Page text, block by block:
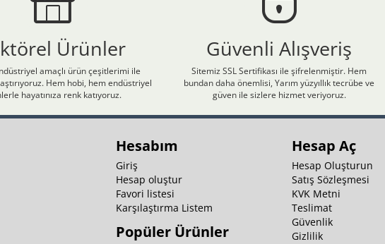
Ürünler
amaçlı ürün çeşitlerimi ile
Hem hobi, hem endüstriyel
hayatınıza renk katıyoruz.
Güvenli Alışveriş
Sitemiz SSL Sertifikası ile şifrelenmiştir. Hem
bundan daha önemlisi, Yarım yüzyıllık tecrübe ve
güven ile sizlere hizmet veriyoruz.
Hesabım
Giriş
Hesap oluştur
Favori listesi
Karşılaştırma Listem
Popüler Ürünler
Hesap Aç
Hesap Oluşturun
Satış Sözleşmesi
KVK Metni
Teslimat
Güvenlik
Gizlilik